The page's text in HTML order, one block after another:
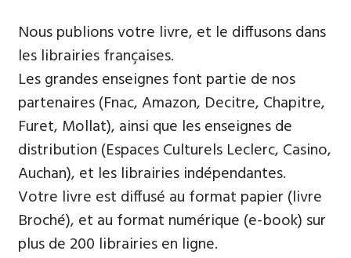
Nous publions votre livre, et le diffusons dans
les librairies françaises​.
Les grandes enseignes font partie de nos
partenaires (Fnac, Amazon, Decitre, Chapitre,
Furet, Mollat), ainsi que les enseignes de
distribution (Espaces Culturels Leclerc, Casino,
Auchan), et les librairies indépendantes.
Votre livre est diffusé au format papier (livre
Broché), et au format numérique (e-book) sur
plus de 200 librairies en ligne.